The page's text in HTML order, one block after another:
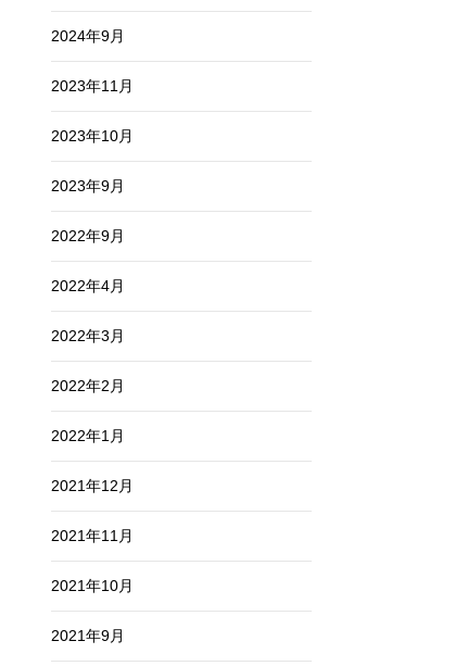
2024年9月
2023年11月
2023年10月
2023年9月
2022年9月
2022年4月
2022年3月
2022年2月
2022年1月
2021年12月
2021年11月
2021年10月
2021年9月